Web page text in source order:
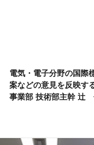
電気・電子分野の国際
案などの意見を反映す
事業部 技術部主幹 辻